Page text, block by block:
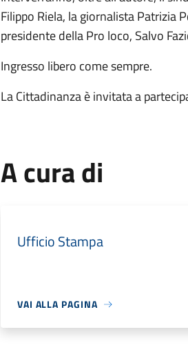
Filippo Riela, la giornalista Patrizia
presidente della Pro loco, Salvo
Ingresso libero come sempre.
La Cittadinanza è invitata a
A cura di
Ufficio Stampa
VAI ALLA PAGINA